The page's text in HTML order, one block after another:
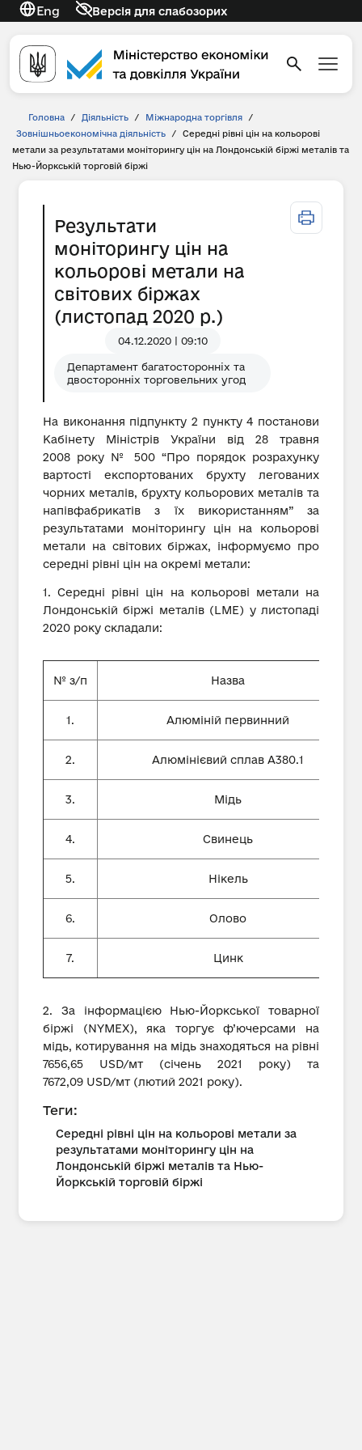
Eng Версія для слабозорих
Головна / Діяльність / Міжнародна торгівля
/
Зовнішньоекономічна діяльність
/
Середні рівні цін на кольорові
метали за результатами моніторингу цін на Лондонській біржі металів та
Нью-Йоркській торговій біржі
Результати
моніторингу цін на
кольорові метали на
світових біржах
(листопад 2020 р.)
04.12.2020 | 09:10
Департамент багатосторонніх та
двосторонніх торговельних угод
На виконання підпункту 2 пункту 4 постанови
Кабінету Міністрів України від 28 травня
2008 року № 500 “Про порядок розрахунку
вартості експортованих брухту легованих
чорних металів, брухту кольорових металів та
напівфабрикатів з їх використанням” за
результатами моніторингу цін на кольорові
метали на світових біржах, інформуємо про
середні рівні цін на окремі метали:
1. Середні рівні цін на кольорові метали на
Лондонській біржі металів (LME) у листопаді
2020 року складали:
№ з/п Назва
1. Алюміній первинний
2. Алюмінієвий сплав А380.1
3. Мідь
4. Свинець
5. Нікель
6. Олово
7. Цинк
2. За інформацією Нью-Йоркської товарної
біржі (NYMEX), яка торгує ф’ючерсами на
мідь, котирування на мідь знаходяться на рівні
7656,65 USD/мт (січень 2021 року) та
7672,09 USD/мт (лютий 2021 року).
Теги:
Середні рівні цін на кольорові метали за
результатами моніторингу цін на
Лондонській біржі металів та Нью-
Йоркській торговій біржі